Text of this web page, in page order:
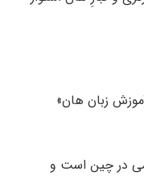
زبان هان»
در چین است و